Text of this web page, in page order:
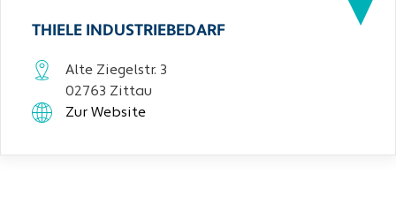
THIELE INDUSTRIEBEDARF
Alte Ziegelstr. 3
02763 Zittau
Zur Website